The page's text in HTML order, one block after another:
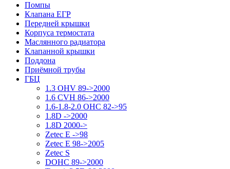
Помпы
Клапана ЕГР
Передней крышки
Корпуса термостата
Маслянного радиатора
Клапанной крышки
Поддона
Приёмной трубы
ГБЦ
1.3 OHV 89->2000
1.6 CVH 86->2000
1.6-1.8-2.0 OHC 82->95
1.8D ->2000
1.8D 2000->
Zetec E ->98
Zetec E 98->2005
Zetec S
DOHC 89->2000